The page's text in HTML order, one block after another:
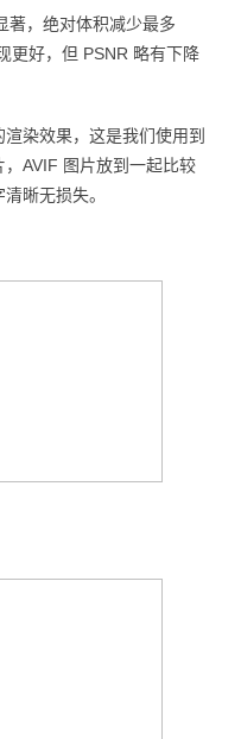
著，绝对体积减少最多
更好，但 PSNR 略有下降
染效果，这是我们使用到
AVIF 图片放到一起比较
晰无损失。